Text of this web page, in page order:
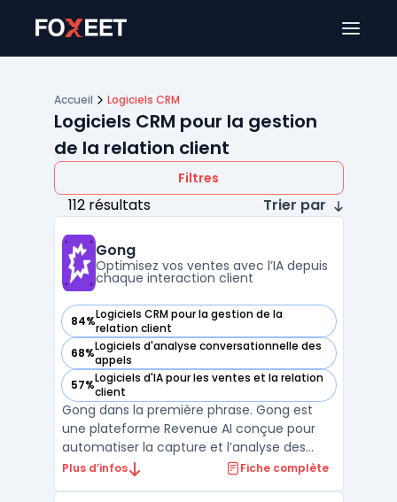
Accueil Logiciels CRM
Logiciels CRM pour la gestion
de la relation client
Filtres
112 résultats Trier par
Gong
Optimisez vos ventes avec l’IA depuis
chaque interaction client
84%Logiciels CRM pour la gestion de la
relation client
— voir Gong dans cette catégorie
68%Logiciels d'analyse conversationnelle des
appels
— voir Gong dans cette catégorie
57%Logiciels d'IA pour les ventes et la relation
client
— voir Gong dans cette catégorie
Gong dans la première phrase. Gong est
une plateforme Revenue AI conçue pour
automatiser la capture et l’analyse des
interactions clients. Elle centralise en temps
Plus d’infos Fiche complète